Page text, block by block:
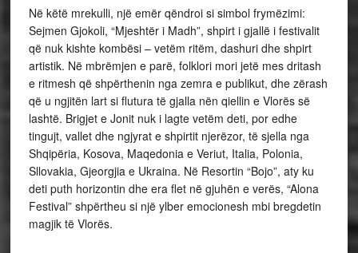
Në këtë mrekulli, një emër qëndroi si simbol frymëzimi:
Sejmen Gjokoli, “Mjeshtër i Madh”, shpirt i gjallë i festivalit
që nuk kishte kombësi – vetëm ritëm, dashuri dhe shpirt
artistik. Në mbrëmjen e parë, folklori mori jetë mes dritash
e ritmesh që shpërthenin nga zemra e publikut, dhe zërash
që u ngjitën lart si flutura të gjalla nën qiellin e Vlorës së
lashtë. Brigjet e Jonit nuk i lagte vetëm deti, por edhe
tingujt, vallet dhe ngjyrat e shpirtit njerëzor, të sjella nga
Shqipëria, Kosova, Maqedonia e Veriut, Italia, Polonia,
Sllovakia, Gjeorgjia e Ukraina. Në Resortin “Bojo”, aty ku
deti puth horizontin dhe era flet në gjuhën e verës, “Alona
Festival” shpërtheu si një ylber emocionesh mbi bregdetin
magjik të Vlorës.